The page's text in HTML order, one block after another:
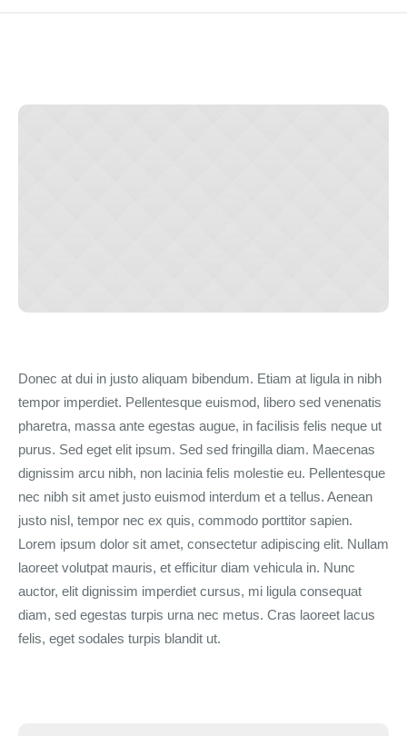
Donec at dui in justo aliquam bibendum. Etiam at ligula in nibh
tempor imperdiet. Pellentesque euismod, libero sed venenatis
pharetra, massa ante egestas augue, in facilisis felis neque ut
purus. Sed eget elit ipsum. Sed sed fringilla diam. Maecenas
dignissim arcu nibh, non lacinia felis molestie eu. Pellentesque
nec nibh sit amet justo euismod interdum et a tellus. Aenean
justo nisl, tempor nec ex quis, commodo porttitor sapien.
Lorem ipsum dolor sit amet, consectetur adipiscing elit. Nullam
laoreet volutpat mauris, et efficitur diam vehicula in. Nunc
auctor, elit dignissim imperdiet cursus, mi ligula consequat
diam, sed egestas turpis urna nec metus. Cras laoreet lacus
felis, eget sodales turpis blandit ut.